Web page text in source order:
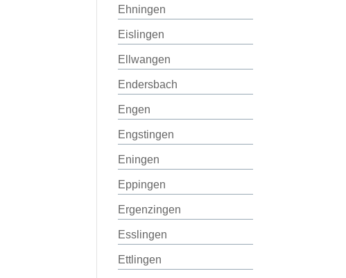
Ehningen
Eislingen
Ellwangen
Endersbach
Engen
Engstingen
Eningen
Eppingen
Ergenzingen
Esslingen
Ettlingen